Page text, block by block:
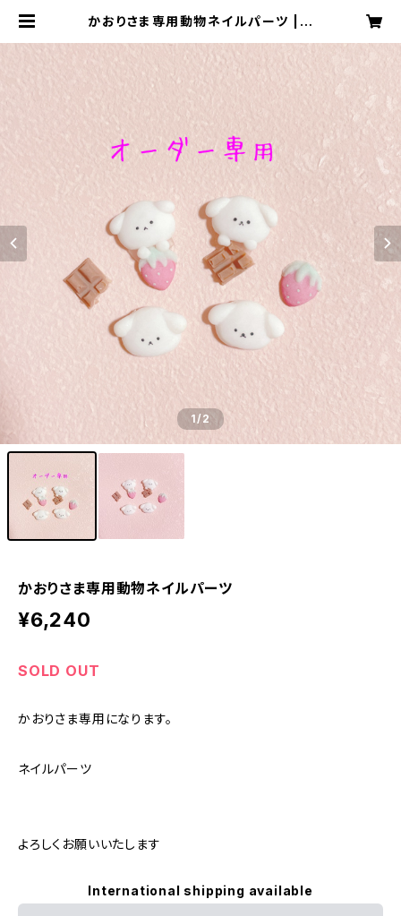
かおりさま専用動物ネイルパーツ | n
ネイルパーツ・ネイルチップ販売
1/2
かおりさま専用動物ネイルパーツ
¥6,240
SOLD OUT
かおりさま専用になります。
ネイルパーツ
よろしくお願いいたします
International shipping available